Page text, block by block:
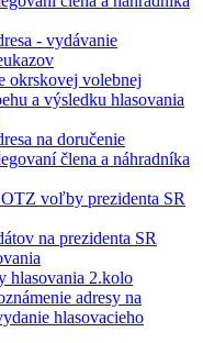
- vydávanie
okrskovej volebnej
a výsledku hlasovania
na doručenie
člena a náhradníka
voľby prezidenta SR
na prezidenta SR
hlasovania 2.kolo
adresy na
hlasovacieho